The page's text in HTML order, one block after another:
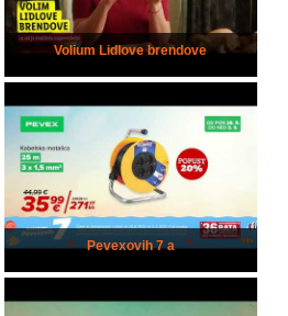
Volium Lidlove brendove
Pevexovih 7 a